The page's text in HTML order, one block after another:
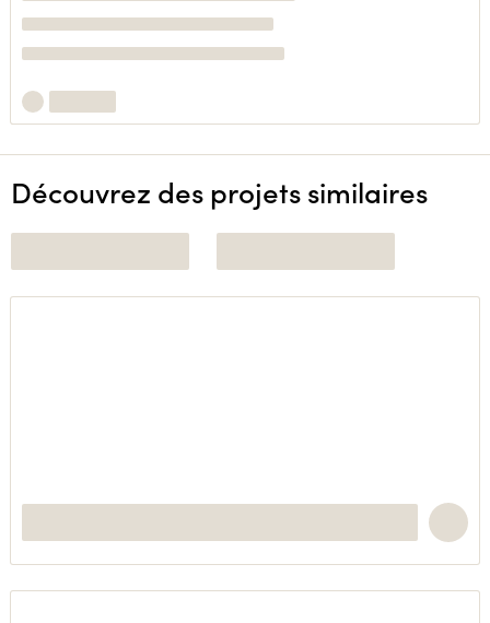
Découvrez des projets similaires